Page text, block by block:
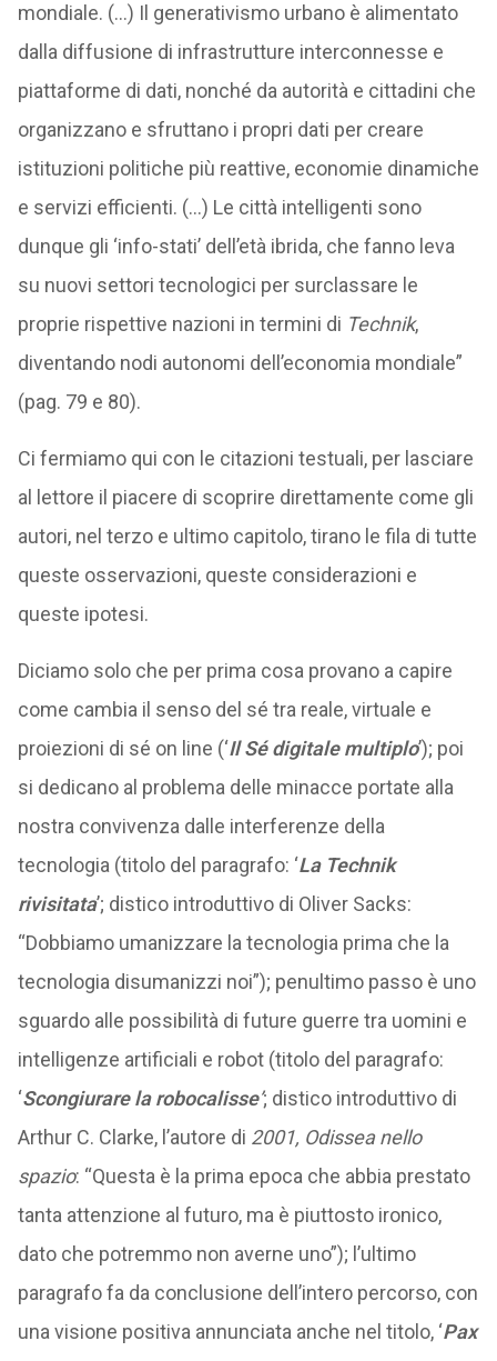
mondiale. (…) Il generativismo urbano è alimentato
dalla diffusione di infrastrutture interconnesse e
piattaforme di dati, nonché da autorità e cittadini che
organizzano e sfruttano i propri dati per creare
istituzioni politiche più reattive, economie dinamiche
e servizi efficienti. (…) Le città intelligenti sono
dunque gli ‘info-stati’ dell’età ibrida, che fanno leva
su nuovi settori tecnologici per surclassare le
proprie rispettive nazioni in termini di Technik,
diventando nodi autonomi dell’economia mondiale”
(pag. 79 e 80).
Ci fermiamo qui con le citazioni testuali, per lasciare
al lettore il piacere di scoprire direttamente come gli
autori, nel terzo e ultimo capitolo, tirano le fila di tutte
queste osservazioni, queste considerazioni e
queste ipotesi.
Diciamo solo che per prima cosa provano a capire
come cambia il senso del sé tra reale, virtuale e
proiezioni di sé on line (‘IlSé digitale multiplo’); poi
si dedicano al problema delle minacce portate alla
nostra convivenza dalle interferenze della
tecnologia (titolo del paragrafo: ‘La Technik
rivisitata’; distico introduttivo di Oliver Sacks:
“Dobbiamo umanizzare la tecnologia prima che la
tecnologia disumanizzi noi”); penultimo passo è uno
sguardo alle possibilità di future guerre tra uomini e
intelligenze artificiali e robot (titolo del paragrafo:
‘Scongiurare la robocalisse’; distico introduttivo di
Arthur C. Clarke, l’autore di 2001, Odissea nello
spazio: “Questa è la prima epoca che abbia prestato
tanta attenzione al futuro, ma è piuttosto ironico,
dato che potremmo non averne uno”); l’ultimo
paragrafo fa da conclusione dell’intero percorso, con
una visione positiva annunciata anche nel titolo, ‘Pax